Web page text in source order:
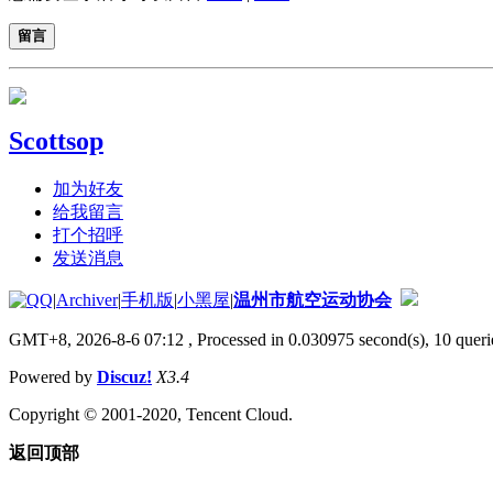
留言
Scottsop
加为好友
给我留言
打个招呼
发送消息
|Archiver|手机版|小黑屋|温州市航空运动协会
GMT+8, 2026-8-6 07:12 , Processed in 0.030975 second(s), 10
Powered by Discuz! X3.4
Copyright © 2001-2020, Tencent Cloud.
返回顶部